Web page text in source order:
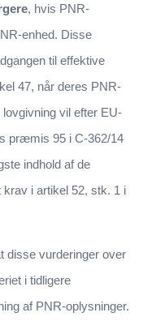
, hvis PNR-
enhed. Disse
til effektive
47, når deres PNR-
vil efter EU-
præmis 95 i C-362/14
indhold af de
i artikel 52, stk. 1 i
disse vurderinger over
i tidligere
af PNR-oplysninger.